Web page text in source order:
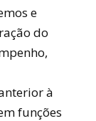
e
do
à
funções